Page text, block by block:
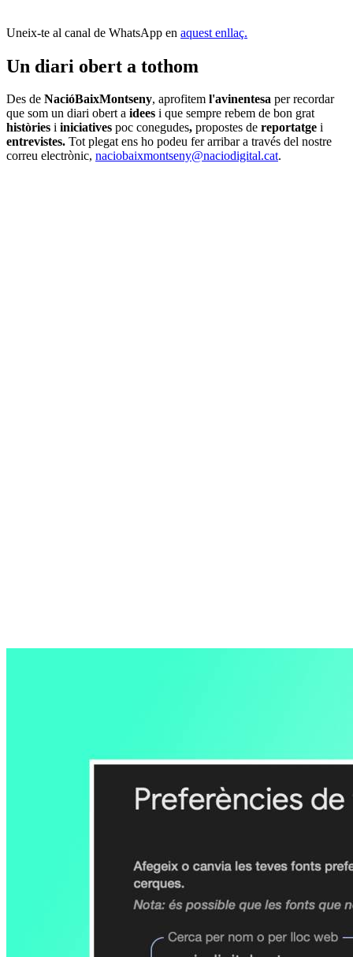
Uneix-te al canal de WhatsApp en aquest enllaç.
Un diari obert a tothom
Des de NacióBaixMontseny, aprofitem l'avinentesa per recordar
que som un diari obert a idees i que sempre rebem de bon grat
històries i iniciatives poc conegudes, propostes de reportatge i
entrevistes. Tot plegat ens ho podeu fer arribar a través del nostre
correu electrònic, naciobaixmontseny@naciodigital.cat.